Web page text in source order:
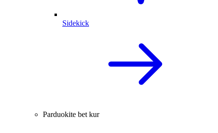
Sidekick
Parduokite bet kur